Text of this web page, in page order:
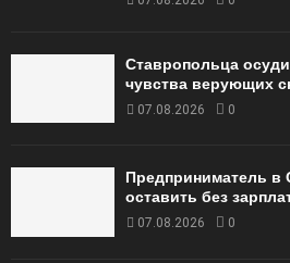
Ставропольца
чувства верующих
07.08.2026 0
Предприниматель в
оставить без
07.08.2026 0